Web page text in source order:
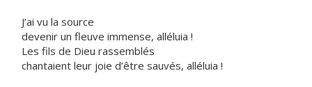
J’ai vu la source
devenir un fleuve immense, alléluia !
Les fils de Dieu rassemblés
chantaient leur joie d’être sauvés, alléluia !